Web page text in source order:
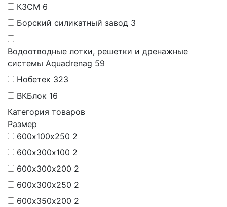
КЗСМ 6
Борский силикатный завод 3
Водоотводные лотки, решетки и дренажные
системы Aquadrenag 59
Нобетек 323
ВКБлок 16
Категория товаров
Размер
600х100х250 2
600х300х100 2
600х300х200 2
600х300х250 2
600х350х200 2